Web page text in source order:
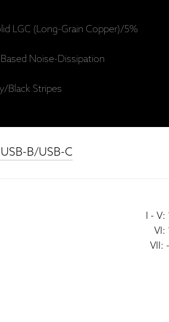
LGC (Long-Grain Copper)/5%
Noise-Dissipation
Black Stripes
B/USB-C
I - V:
VI:
VII: